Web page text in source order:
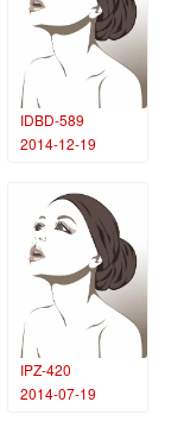
IDBD-589
2014-12-19
IPZ-420
2014-07-19